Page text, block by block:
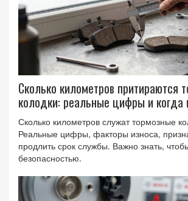
Сколько километров притираются
колодки: реальные цифры и когда
Сколько километров служат тормозные
Реальные цифры, факторы износа,
продлить срок службы. Важно знать,
безопасностью.